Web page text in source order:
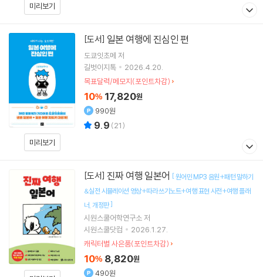
미리보기
미리보기
[도서] 일본 여행에 진심인 편
도쿄잇초메 저
길벗이지톡
2026.4.20.
목표달력/메모지(포인트차감)
10% 17,820원
990원
9.9 (21)
[도서] 진짜 여행 일본어 [원어민 MP3 음원+패턴 말하기
&실전 시뮬레이션 영상+따라 쓰기노트+여행 표현 사전+여행 플래
너 개정판]
시원스쿨어학연구소 저
시원스쿨닷컴
2026.1.27.
캐릭터별 사은품(포인트차감)
10% 8,820원
490원